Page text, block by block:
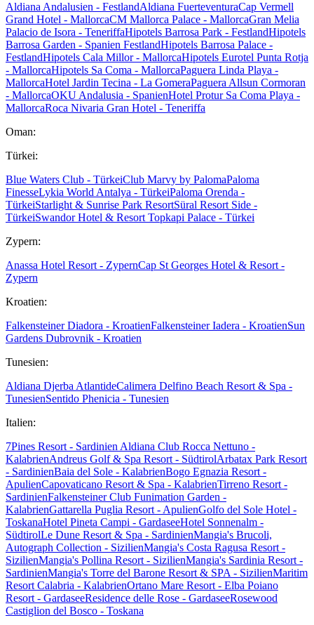
Aldiana Andalusien - FestlandAldiana FuerteventuraCap Vermell
Grand Hotel - MallorcaCM Mallorca Palace - MallorcaGran Melia
Palacio de Isora - TeneriffaHipotels Barrosa Park - FestlandHipotels
Barrosa Garden - Spanien FestlandHipotels Barrosa Palace -
FestlandHipotels Cala Millor - MallorcaHipotels Eurotel Punta Rotja
- MallorcaHipotels Sa Coma - MallorcaPaguera Linda Playa -
MallorcaHotel Jardin Tecina - La GomeraPaguera Allsun Cormoran
- MallorcaOKU Andalusia - SpanienHotel Protur Sa Coma Playa -
MallorcaRoca Nivaria Gran Hotel - Teneriffa
Oman:
Türkei:
Blue Waters Club - TürkeiClub Marvy by PalomaPaloma
FinesseLykia World Antalya - TürkeiPaloma Orenda -
TürkeiStarlight & Sunrise Park ResortSüral Resort Side -
TürkeiSwandor Hotel & Resort Topkapi Palace - Türkei
Zypern:
Anassa Hotel Resort - ZypernCap St Georges Hotel & Resort -
Zypern
Kroatien:
Falkensteiner Diadora - KroatienFalkensteiner Iadera - KroatienSun
Gardens Dubrovnik - Kroatien
Tunesien:
Aldiana Djerba AtlantideCalimera Delfino Beach Resort & Spa -
TunesienSentido Phenicia - Tunesien
Italien:
7Pines Resort - Sardinien Aldiana Club Rocca Nettuno -
KalabrienAndreus Golf & Spa Resort - SüdtirolArbatax Park Resort
- SardinienBaia del Sole - KalabrienBogo Egnazia Resort -
ApulienCapovaticano Resort & Spa - KalabrienTirreno Resort -
SardinienFalkensteiner Club Funimation Garden -
KalabrienGattarella Puglia Resort - ApulienGolfo del Sole Hotel -
ToskanaHotel Pineta Campi - GardaseeHotel Sonnenalm -
SüdtirolLe Dune Resort & Spa - SardinienMangia's Brucoli,
Autograph Collection - SizilienMangia's Costa Ragusa Resort -
SizilienMangia's Pollina Resort - SizilienMangia's Sardinia Resort -
SardinienMangia's Torre del Barone Resort & SPA - SizilienMaritim
Resort Calabria - KalabrienOrtano Mare Resort - Elba Poiano
Resort - GardaseeResidence delle Rose - GardaseeRosewood
Castiglion del Bosco - Toskana